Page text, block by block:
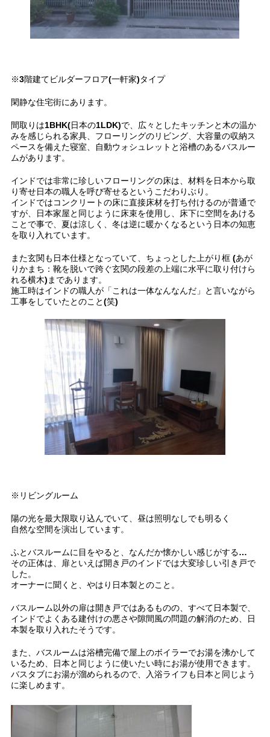
※3階建てビルダーフロア(一軒家)タイプ
閑静な住宅街にあります。
間取りは1BHK(日本の1LDK)で、広々としたキッチンと木の温か
みを感じられる家具、フローリングのリビング、大容量の収納ス
ペースを備えた寝室、自動ウォシュレットと浴槽のあるバスルー
ムがあります。
インドでは非常に珍しいフローリングの床は、材料を日本から取
り寄せ日本の職人を呼び寄せるというこだわりぶり。
インドではコンクリートの床に直接床材を打ち付けるのが普通で
すが、日本家屋と同じように床束を使用し、床下に空間をあける
ことで事で、夏は涼しく、冬は逆に暖かくなるという日本の知恵
を取り入れています。
また玄関も日本仕様となっていて、ちょっとした上がり框 (あが
りかまち：靴を脱いで跨ぐ玄関の段差の上端に水平に取り付けら
れる横木)まであります。
施工時はインドの職人が「これは一体なんなんだ」と言いながら
工事をしていたとのこと(笑)
※リビングルーム
陽の光を最大限取り込んでいて、昼は照明なしでも明るく
自然な空間を演出しています。
ふとバスルームに目をやると、なんだか懐かしい感じがする…
その正体は、扉といえば開き戸のインドでは大変珍しい引き戸で
した。
オーナーに聞くと、やはり日本製とのこと。
バスルーム以外の扉は開き戸ではあるものの、すべて日本製で、
インドでよくある建付けの悪さや隙間風の問題の解消のため、日
本製を取り入れたそうです。
また、バスルームは浴槽完備で屋上のボイラーでお湯を沸かして
いるため、日本と同じように使いたい時にお湯が使用できます。
バスタブにお湯が溜められるので、入浴ライフも日本と同じよう
に楽しめます。